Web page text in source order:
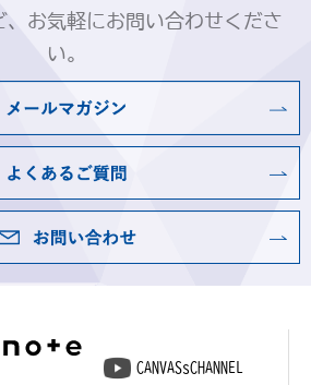
、お気軽にお問い合わせくださ
い。
CANVASsCHANNEL